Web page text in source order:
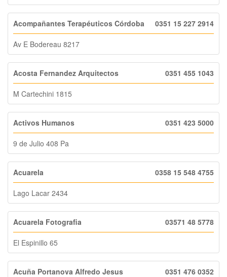
Acompañantes Terapéuticos Córdoba 0351 15 227 2914
Av E Bodereau 8217
Acosta Fernandez Arquitectos 0351 455 1043
M Cartechini 1815
Activos Humanos 0351 423 5000
9 de Julio 408 Pa
Acuarela 0358 15 548 4755
Lago Lacar 2434
Acuarela Fotografia 03571 48 5778
El Espinillo 65
Acuña Portanova Alfredo Jesus 0351 476 0352